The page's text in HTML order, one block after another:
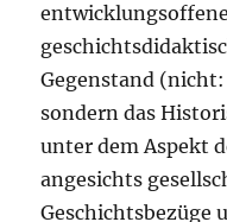
Gegenstand
sondern das
unter dem Aspekt
angesichts
Geschichtsbezüge